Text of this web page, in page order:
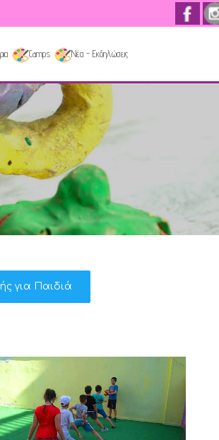
Camps Νέα - Εκδηλώσεις
για Παιδιά